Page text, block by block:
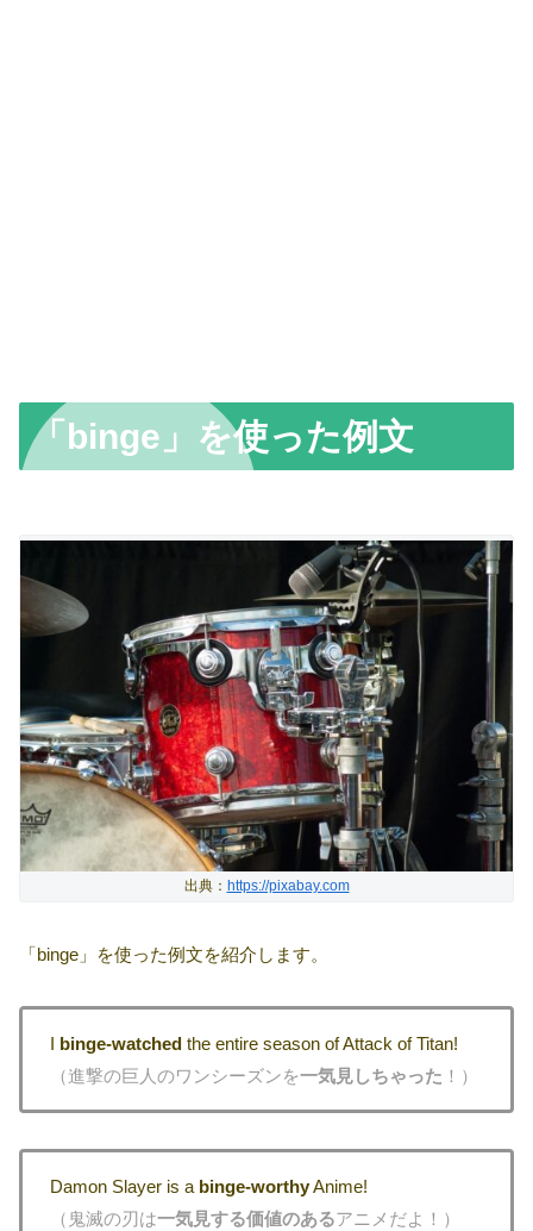
「binge」を使った例文
出典： https://pixabay.com
「binge」を使った例文を紹介します。
I binge-watchedthe entire season of Attack of Titan!
（進撃の巨人のワンシーズンを一気見しちゃった ！）
Damon Slayer is a binge-worthyAnime!
（鬼滅の刃は一気見する価値のあるアニメだよ！）